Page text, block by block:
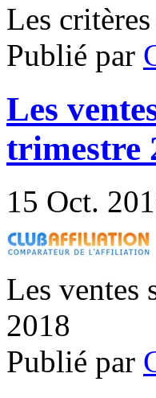
Les
Publié par
Les
trimestre
15 Oct.
Les ventes
2018
Publié par